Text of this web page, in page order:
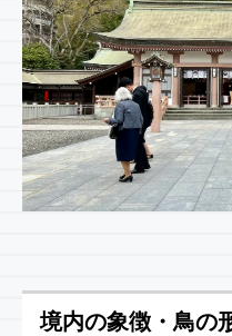
境内の象徴・鳥の